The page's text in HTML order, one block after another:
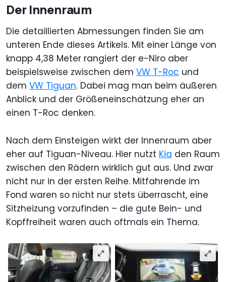
Der Innenraum
Die detaillierten Abmessungen finden Sie am
unteren Ende dieses Artikels. Mit einer Länge von
knapp 4,38 Meter rangiert der e-Niro aber
beispielsweise zwischen dem VW T-Roc und
dem VW Tiguan. Dabei mag man beim äußeren
Anblick und der Größeneinschätzung eher an
einen T-Roc denken.
Nach dem Einsteigen wirkt der Innenraum aber
eher auf Tiguan-Niveau. Hier nutzt Kia den Raum
zwischen den Rädern wirklich gut aus. Und zwar
nicht nur in der ersten Reihe. Mitfahrende im
Fond waren so nicht nur stets überrascht, eine
Sitzheizung vorzufinden – die gute Bein- und
Kopffreiheit waren auch oftmals ein Thema.